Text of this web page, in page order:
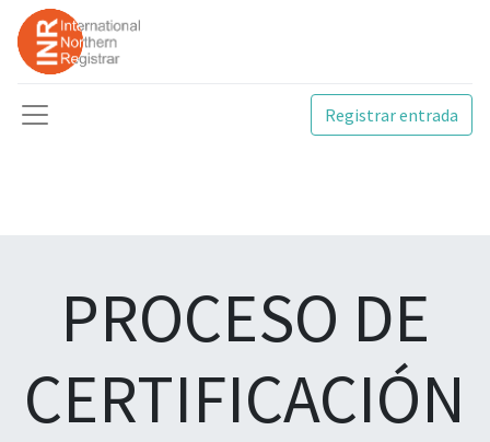
Registrar entrada
PROCESO DE
CERTIFICACIÓN